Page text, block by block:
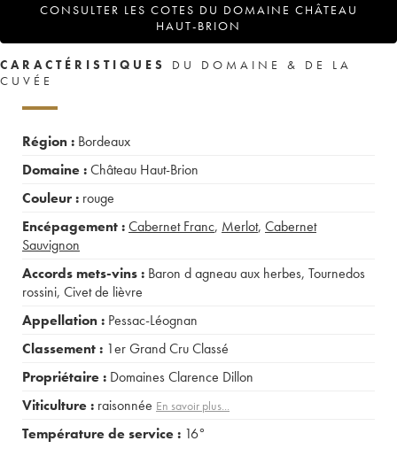
CONSULTER LES COTES DU DOMAINE CHÂTEAU
HAUT-BRION
CARACTÉRISTIQUES
DU DOMAINE & DE LA
CUVÉE
Région : Bordeaux
Domaine :Château Haut-Brion
Couleur : rouge
Encépagement :Cabernet Franc, Merlot, Cabernet
Sauvignon
Accords mets-vins : Baron d agneau aux herbes, Tournedos
rossini, Civet de lièvre
Appellation : Pessac-Léognan
Classement : 1er Grand Cru Classé
Propriétaire : Domaines Clarence Dillon
Viticulture : raisonnée En savoir plus...
Température de service : 16°